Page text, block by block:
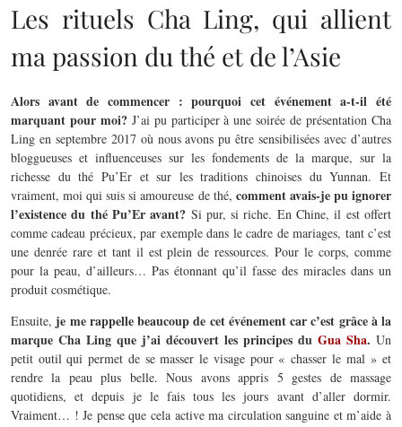
Les rituels Cha Ling, qui allient
ma passion du thé et de l’Asie
Alors avant de commencer : pourquoi cet événement a-t-il été
marquant pour moi?J’ai pu participer à une soirée de présentation Cha
Ling en septembre 2017 où nous avons pu être sensibilisées avec d’autres
bloggueuses et influenceuses sur les fondements de la marque, sur la
richesse du thé Pu’Er et sur les traditions chinoises du Yunnan. Et
vraiment, moi qui suis si amoureuse de thé, comment avais-je pu ignorer
l’existence du thé Pu’Er avant? Si pur, si riche. En Chine, il est offert
comme cadeau précieux, par exemple dans le cadre de mariages, tant c’est
une denrée rare et tant il est plein de ressources. Pour le corps, comme
pour la peau, d’ailleurs… Pas étonnant qu’il fasse des miracles dans un
produit cosmétique.
Ensuite, je me rappelle beaucoup de cet événement car c’est grâce à la
marque Cha Ling que j’ai découvert les principes du Gua Sha. Un
petit outil qui permet de se masser le visage pour « chasser le mal » et
rendre la peau plus belle. Nous avons appris 5 gestes de massage
quotidiens, et depuis je le fais tous les jours avant d’aller dormir.
Vraiment… ! Je pense que cela active ma circulation sanguine et m’aide à